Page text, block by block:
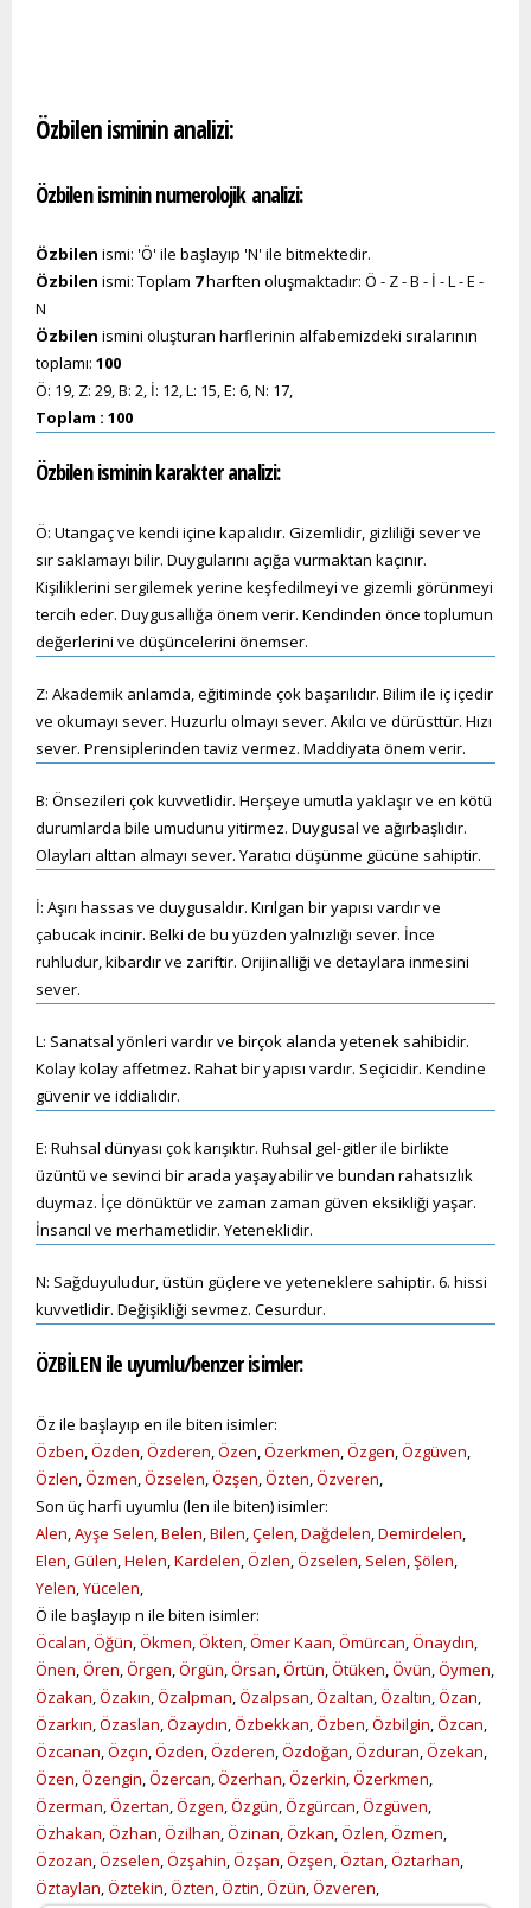
Özbilen isminin analizi:
Özbilen isminin numerolojik analizi:
Özbilen ismi: 'Ö' ile başlayıp 'N' ile bitmektedir.
Özbilen ismi: Toplam 7harften oluşmaktadır: Ö - Z - B - İ - L - E -
N
Özbilen ismini oluşturan harflerinin alfabemizdeki sıralarının
toplamı: 100
Ö: 19, Z: 29, B: 2, İ: 12, L: 15, E: 6, N: 17,
Toplam : 100
Özbilenisminin karakter analizi:
Ö: Utangaç ve kendi içine kapalıdır. Gizemlidir, gizliliği sever ve
sır saklamayı bilir. Duygularını açığa vurmaktan kaçınır.
Kişiliklerini sergilemek yerine keşfedilmeyi ve gizemli görünmeyi
tercih eder. Duygusallığa önem verir. Kendinden önce toplumun
değerlerini ve düşüncelerini önemser.
Z: Akademik anlamda, eğitiminde çok başarılıdır. Bilim ile iç içedir
ve okumayı sever. Huzurlu olmayı sever. Akılcı ve dürüsttür. Hızı
sever. Prensiplerinden taviz vermez. Maddiyata önem verir.
B: Önsezileri çok kuvvetlidir. Herşeye umutla yaklaşır ve en kötü
durumlarda bile umudunu yitirmez. Duygusal ve ağırbaşlıdır.
Olayları alttan almayı sever. Yaratıcı düşünme gücüne sahiptir.
İ: Aşırı hassas ve duygusaldır. Kırılgan bir yapısı vardır ve
çabucak incinir. Belki de bu yüzden yalnızlığı sever. İnce
ruhludur, kibardır ve zariftir. Orijinalliği ve detaylara inmesini
sever.
L: Sanatsal yönleri vardır ve birçok alanda yetenek sahibidir.
Kolay kolay affetmez. Rahat bir yapısı vardır. Seçicidir. Kendine
güvenir ve iddialıdır.
E: Ruhsal dünyası çok karışıktır. Ruhsal gel-gitler ile birlikte
üzüntü ve sevinci bir arada yaşayabilir ve bundan rahatsızlık
duymaz. İçe dönüktür ve zaman zaman güven eksikliği yaşar.
İnsancıl ve merhametlidir. Yeteneklidir.
N: Sağduyuludur, üstün güçlere ve yeteneklere sahiptir. 6. hissi
kuvvetlidir. Değişikliği sevmez. Cesurdur.
ÖZBİLEN ile uyumlu/benzer isimler:
Öz ile başlayıp en ile biten isimler:
Özben,Özden,Özderen,Özen,Özerkmen,Özgen,Özgüven,
Özlen,Özmen,Özselen,Özşen,Özten,Özveren,
Son üç harfi uyumlu (len ile biten) isimler:
Alen,Ayşe Selen,Belen,Bilen,Çelen,Dağdelen,Demirdelen,
Elen,Gülen,Helen,Kardelen,Özlen,Özselen, Selen,Şölen,
Yelen,Yücelen,
Ö ile başlayıp n ile biten isimler:
Öcalan,Öğün,Ökmen,Ökten,Ömer Kaan,Ömürcan,Önaydın,
Önen,Ören,Örgen,Örgün,Örsan,Örtün,Ötüken,Övün,Öymen,
Özakan,Özakın,Özalpman,Özalpsan,Özaltan,Özaltın,Özan,
Özarkın,Özaslan,Özaydın,Özbekkan,Özben,Özbilgin,Özcan,
Özcanan,Özçın,Özden,Özderen,Özdoğan,Özduran,Özekan,
Özen,Özengin,Özercan,Özerhan,Özerkin,Özerkmen,
Özerman,Özertan,Özgen,Özgün,Özgürcan,Özgüven,
Özhakan,Özhan,Özilhan,Özinan,Özkan,Özlen,Özmen,
Özozan,Özselen,Özşahin,Özşan,Özşen,Öztan,Öztarhan,
Öztaylan,Öztekin,Özten,Öztin,Özün,Özveren,